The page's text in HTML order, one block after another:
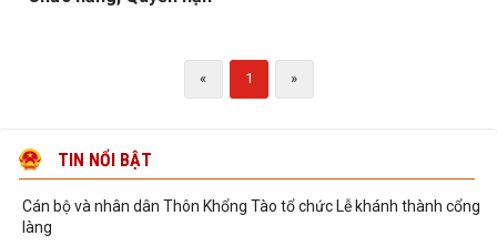
« 1 »
TIN NỔI BẬT
UBND xã Thọ Bình tổ chức bàn giao công việc, hồ sơ, tài sản của
Phòng Văn hóa - xã hội UBND xã Thọ Bình triển khai đào tạo
chuyên đề cho các nhóm đối tượng trên
Cán bộ và nhân dân Thôn Khổng Tào tổ chức Lễ khánh thành cổng
làng